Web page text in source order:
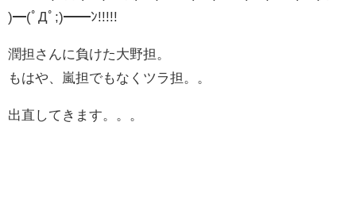
)━(ﾟДﾟ;)━━ﾝ!!!!!
潤担さんに負けた大野担。
もはや、嵐担でもなくツラ担。。
出直してきます。。。